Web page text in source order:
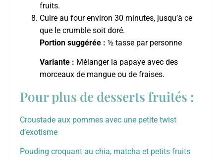
fruits.
Cuire au four environ 30 minutes, jusqu’à ce
que le crumble soit doré.
Portion suggérée : ½ tasse par personne
Variante : Mélanger la papaye avec des
morceaux de mangue ou de fraises.
Pour plus de desserts fruités :
Croustade aux pommes avec une petite twist
d’exotisme
Pouding croquant au chia, matcha et petits fruits